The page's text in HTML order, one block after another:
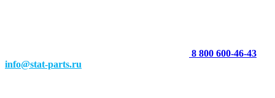
8 800 600-46-43
info@stat-parts.ru